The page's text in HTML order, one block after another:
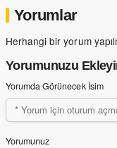
Yorumlar
Herhangi bir yorum
Yorumunuzu
Yorumda Görünecek İsim
Yorumunuz